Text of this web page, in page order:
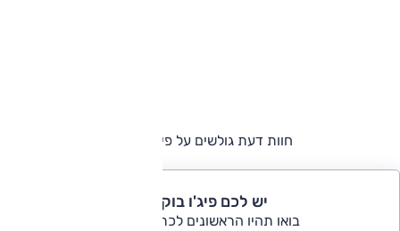
חוות דעת גולשים על פיג'ו בוקסר
יש לכם פיג'ו בוקסר?
בואו תהיו הראשונים לכתוב ביקורת